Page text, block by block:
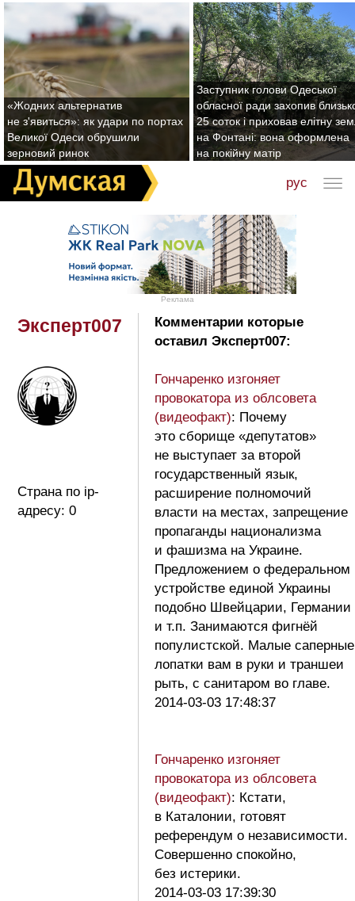
«Жодних альтернатив
не з'явиться»: як удари по портах
Великої Одеси обрушили
зерновий ринок
Заступник голови Одеської
обласної ради захопив
25 соток і приховав елітну
на Фонтані: вона оформлена
на покійну матір
рус
Реклама
Эксперт007
Страна по ip-
адресу: 0
Комментарии которые
оставил Эксперт007:
Гончаренко изгоняет
провокатора из облсовета
(видеофакт): Почему
это сборище «депутатов»
не выступает за второй
государственный язык,
расширение полномочий
власти на местах, запрещение
пропаганды национализма
и фашизма на Украине.
Предложением о федеральном
устройстве единой Украины
подобно Швейцарии, Германии
и т.п. Занимаются фигнёй
популистской. Малые саперные
лопатки вам в руки и траншеи
рыть, с санитаром во главе.
2014-03-03 17:48:37
Гончаренко изгоняет
провокатора из облсовета
(видеофакт): Кстати,
в Каталонии, готовят
референдум о независимости.
Совершенно спокойно,
без истерики.
2014-03-03 17:39:30